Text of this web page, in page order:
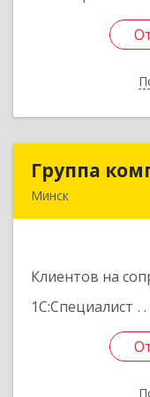
Группа
Минск
Клиентов на
1С:Специалист